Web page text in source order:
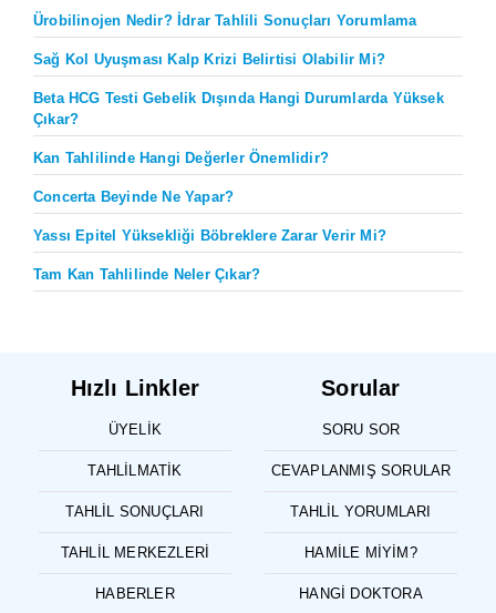
Ürobilinojen Nedir? İdrar Tahlili Sonuçları Yorumlama
Sağ Kol Uyuşması Kalp Krizi Belirtisi Olabilir Mi?
Beta HCG Testi Gebelik Dışında Hangi Durumlarda Yüksek
Çıkar?
Kan Tahlilinde Hangi Değerler Önemlidir?
Concerta Beyinde Ne Yapar?
Yassı Epitel Yüksekliği Böbreklere Zarar Verir Mi?
Tam Kan Tahlilinde Neler Çıkar?
Hızlı Linkler
ÜYELIK
TAHLILMATIK
TAHLIL SONUÇLARI
TAHLIL MERKEZLERI
HABERLER
Sorular
SORU SOR
CEVAPLANMIŞ SORULAR
TAHLIL YORUMLARI
HAMILE MIYIM?
HANGI DOKTORA